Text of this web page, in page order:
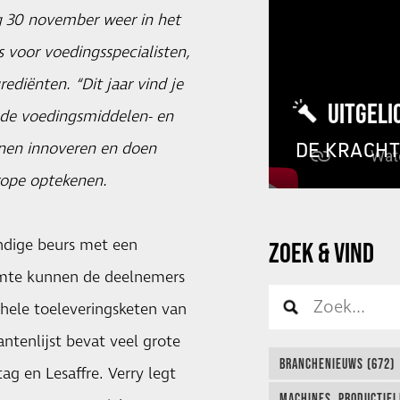
30 november weer in het
voor voedingsspecialisten,
“Dit jaar vind je
voedingsmiddelen- en
innoveren en doen
optekenen.
beurs met een
kunnen de deelnemers
toeleveringsketen van
bevat veel grote
en Lesaffre. Verry legt
DE
ZOEK & VIND
BRANCHENIEUWS (672)